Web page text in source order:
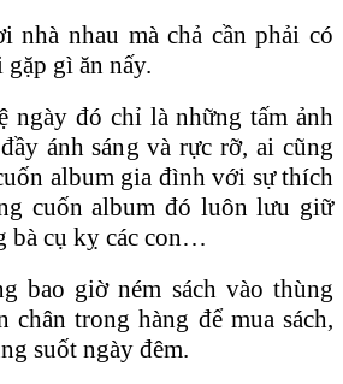
nhà nhau mà chả cần phải có
gì ăn nấy.
ngày đó chỉ là những tấm ảnh
ánh sáng và rực rỡ, ai cũng
album gia đình với sự thích
cuốn album đó luôn lưu giữ
bà cụ kỵ các con…
bao giờ ném sách vào thùng
chân trong hàng để mua sách,
suốt ngày đêm.